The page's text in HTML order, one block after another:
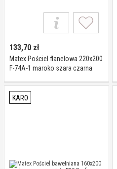
133,70 zł
Matex Pościel flanelowa 220x200
F-74A-1 maroko szara czarna
KARO